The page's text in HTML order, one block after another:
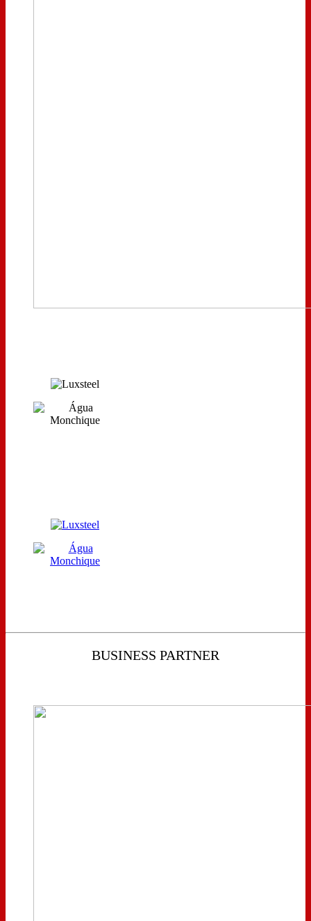
BUSINESS PARTNER